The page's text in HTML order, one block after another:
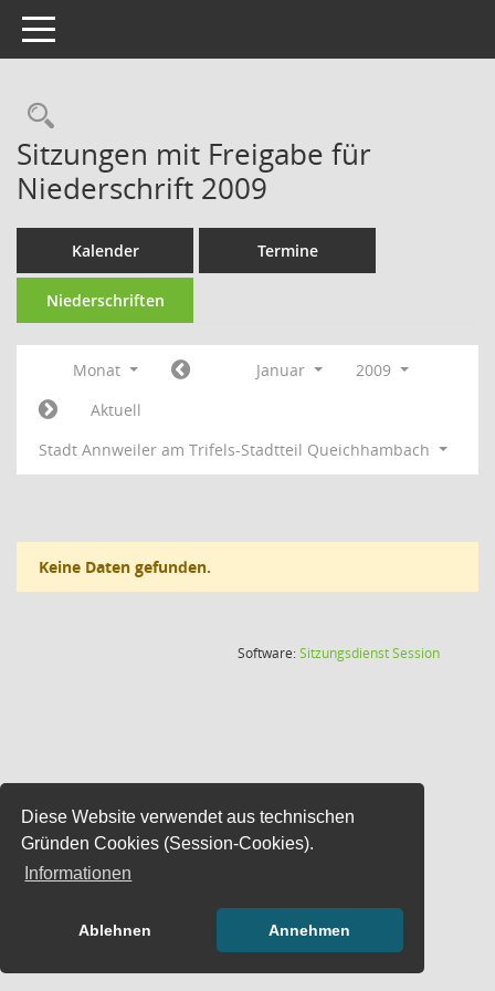
Diese Website verwendet aus technischen
Gründen Cookies (Session-Cookies).
Informationen
Ablehnen Annehmen
Toggle navigation
Rechercheauswahl
Sitzungen mit Freigabe für
Niederschrift 2009
Kalender Termine
Niederschriften
Monat Januar
2009
Aktuell
Stadt Annweiler am Trifels-Stadtteil Queichhambach
Keine Daten gefunden.
Software:SitzungsdienstSession(Wird in